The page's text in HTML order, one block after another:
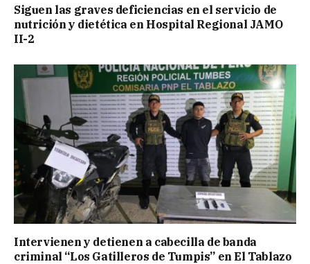
Siguen las graves deficiencias en el servicio de
nutrición y dietética en Hospital Regional JAMO
II-2
Intervienen y detienen a cabecilla de banda
criminal “Los Gatilleros de Tumpis” en El Tablazo